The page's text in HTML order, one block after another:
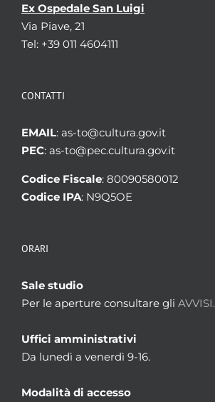
Ex Ospedale San Luigi
Via Piave, 21
Tel: +39 011 4604111
CONTATTI
EMAIL: as-to@cultura.gov.it
PEC: as-to@pec.cultura.gov.it
Codice Fiscale: 80090580012
Codice IPA: N9Q5OE
ORARI
Sale studio
Per le aperture consultare gli AVVISI.
Uffici amministrativi
Da lunedì a venerdì 9-16.
Modalità di accesso